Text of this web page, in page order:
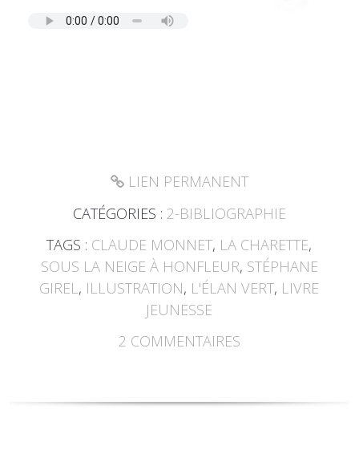
LIEN PERMANENT
CATÉGORIES : 2-BIBLIOGRAPHIE
TAGS : CLAUDE MONNET, LA CHARETTE,
SOUS LA NEIGE À HONFLEUR, STÉPHANE
GIREL , ILLUSTRATION, L'ÉLAN VERT, LIVRE
JEUNESSE
2 COMMENTAIRES